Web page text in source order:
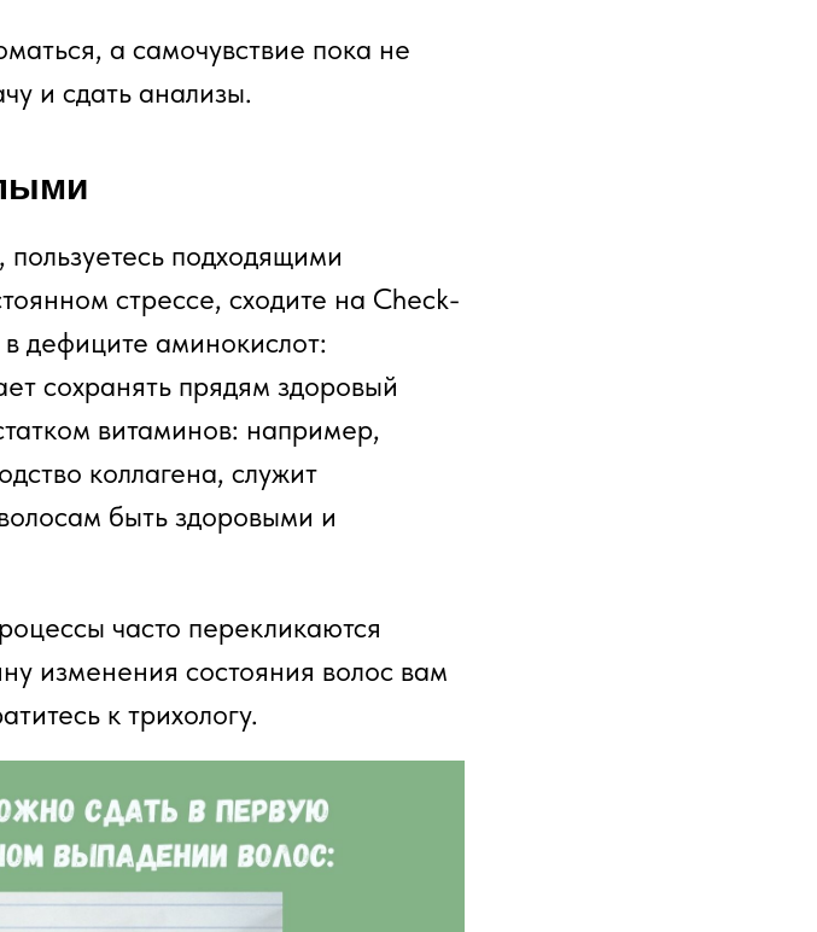
а самочувствие пока не
и сдать анализы.
подходящими
стрессе, сходите на Check-
дефиците аминокислот:
сохранять прядям здоровый
витаминов: например,
коллагена, служит
быть здоровыми и
часто перекликаются
изменения состояния волос вам
к трихологу.